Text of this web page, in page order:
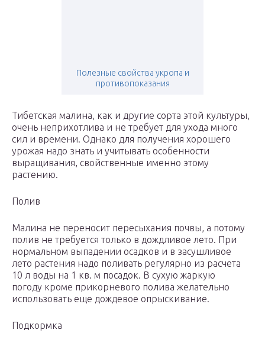
Полезные свойства укропа и
противопоказания
Тибетская малина, как и другие сорта этой культуры,
очень неприхотлива и не требует для ухода много
сил и времени. Однако для получения хорошего
урожая надо знать и учитывать особенности
выращивания, свойственные именно этому
растению.
Полив
Малина не переносит пересыхания почвы, а потому
полив не требуется только в дождливое лето. При
нормальном выпадении осадков и в засушливое
лето растения надо поливать регулярно из расчета
10 л воды на 1 кв. м посадок. В сухую жаркую
погоду кроме прикорневого полива желательно
использовать еще дождевое опрыскивание.
Подкормка